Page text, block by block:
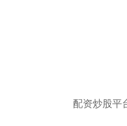
配资炒股平